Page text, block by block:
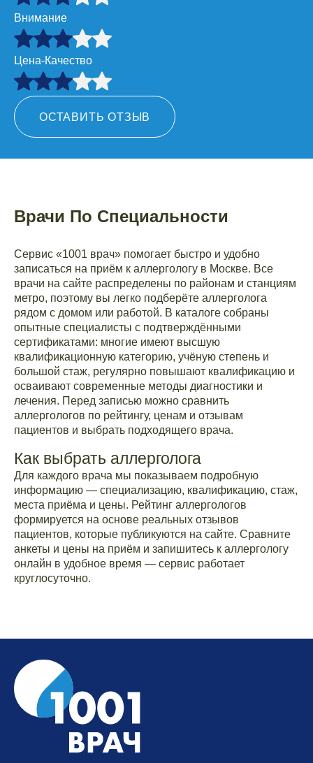
Внимание
Цена-Качество
ОСТАВИТЬ ОТЗЫВ
Врачи По Специальности
Сервис «1001 врач» помогает быстро и удобно
записаться на приём к аллергологу в Москве. Все
врачи на сайте распределены по районам и станциям
метро, поэтому вы легко подберёте аллерголога
рядом с домом или работой. В каталоге собраны
опытные специалисты с подтверждёнными
сертификатами: многие имеют высшую
квалификационную категорию, учёную степень и
большой стаж, регулярно повышают квалификацию и
осваивают современные методы диагностики и
лечения. Перед записью можно сравнить
аллергологов по рейтингу, ценам и отзывам
пациентов и выбрать подходящего врача.
Как выбрать аллерголога
Для каждого врача мы показываем подробную
информацию — специализацию, квалификацию, стаж,
места приёма и цены. Рейтинг аллергологов
формируется на основе реальных отзывов
пациентов, которые публикуются на сайте. Сравните
анкеты и цены на приём и запишитесь к аллергологу
онлайн в удобное время — сервис работает
круглосуточно.